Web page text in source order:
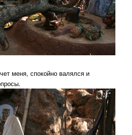
меня, спокойно валялся и